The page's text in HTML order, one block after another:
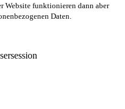
Website funktionieren dann aber
Daten.